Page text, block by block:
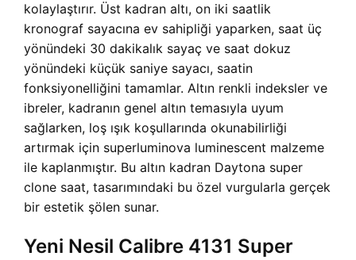
kolaylaştırır. Üst kadran altı, on iki saatlik
kronograf sayacına ev sahipliği yaparken, saat üç
yönündeki 30 dakikalık sayaç ve saat dokuz
yönündeki küçük saniye sayacı, saatin
fonksiyonelliğini tamamlar. Altın renkli indeksler ve
ibreler, kadranın genel altın temasıyla uyum
sağlarken, loş ışık koşullarında okunabilirliği
artırmak için superluminova luminescent malzeme
ile kaplanmıştır. Bu altın kadran Daytona super
clone saat, tasarımındaki bu özel vurgularla gerçek
bir estetik şölen sunar.
Yeni Nesil Calibre 4131 Super